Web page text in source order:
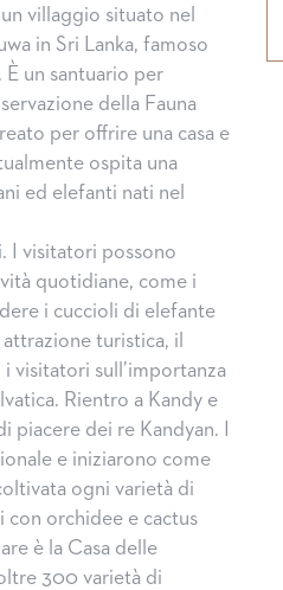
villaggio situato nel
in Sri Lanka, famoso
un santuario per
della Fauna
per offrire una casa e
ospita una
ed elefanti nati nel
I visitatori possono
quotidiane, come i
i cuccioli di elefante
turistica, il
visitatori sull’importanza
Rientro a Kandy e
dei re Kandyan. I
e iniziarono come
ogni varietà di
con orchidee e cactus
è la Casa delle
300 varietà di